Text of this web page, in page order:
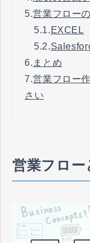
5.営業フロー
5.1. EXCEL
5.2.
6. まとめ
7.営業フロー
さい
営業フロー